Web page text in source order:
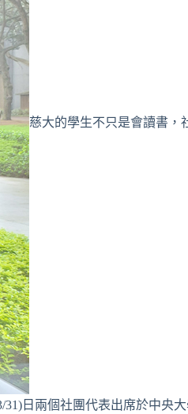
慈大的學生不只是會讀書，
日兩個社團代表出席於中央